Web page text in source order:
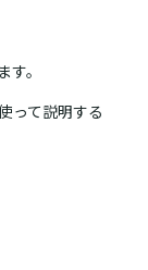
。
って説明する